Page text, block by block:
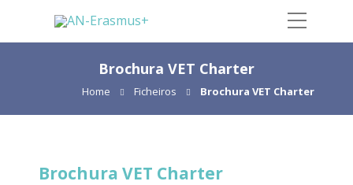
Brochura VET Charter
Home Ficheiros Brochura VET Charter
Brochura VET Charter